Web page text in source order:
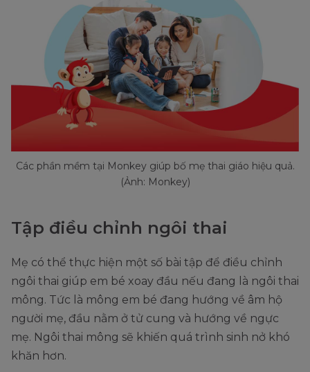
Các phần mềm tại Monkey giúp bố mẹ thai giáo hiệu quả.
(Ảnh: Monkey)
Tập điều chỉnh ngôi thai
Mẹ có thể thực hiện một số bài tập để điều chỉnh
ngôi thai giúp em bé xoay đầu nếu đang là ngôi thai
mông. Tức là mông em bé đang hướng về âm hộ
người mẹ, đầu nằm ở tử cung và hướng về ngực
mẹ. Ngôi thai mông sẽ khiến quá trình sinh nở khó
khăn hơn.